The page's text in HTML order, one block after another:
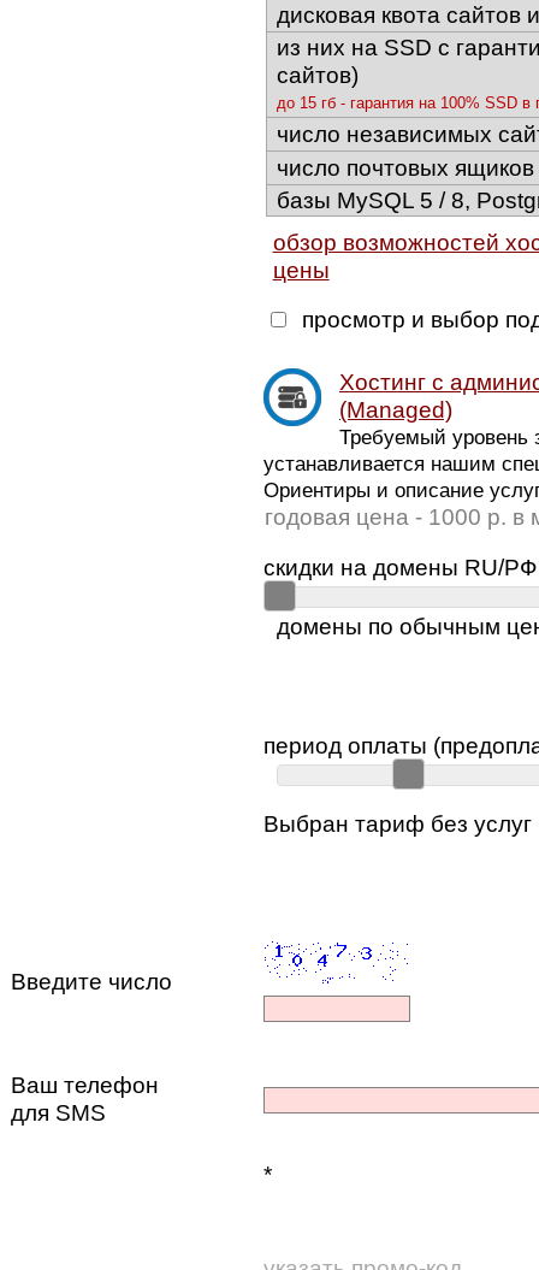
дисковая квота сайтов
из них на SSD с
сайтов)
до 15 гб - гарантия на 100% SSD в
число независимых
число почтовых ящиков
базы MySQL 5 / 8,
обзор возможностей
цены
просмотр и выбор
Хостинг с
(Managed)
Требуемый уровень
устанавливается нашим
Ориентиры и описание
годовая цена - 1000 р. в
скидки на домены RU/РФ
домены по обычным
период оплаты
Выбран тариф без услуг
Введите число
Ваш телефон
для SMS
*